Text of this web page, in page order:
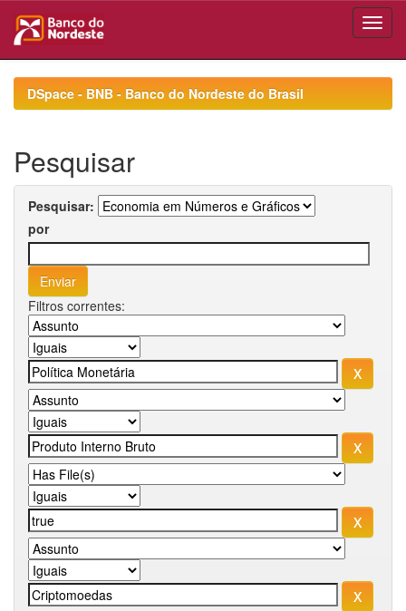
navigationDSpace - BNB - Banco do Nordeste do Brasil
Pesquisar
Pesquisar:
por
Filtros correntes: